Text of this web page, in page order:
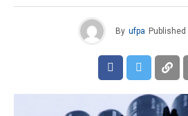
By ufpa Published